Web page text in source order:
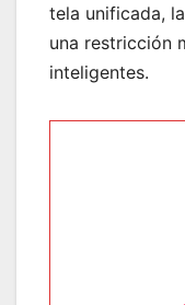
tela unificada,
una restricción
inteligentes.